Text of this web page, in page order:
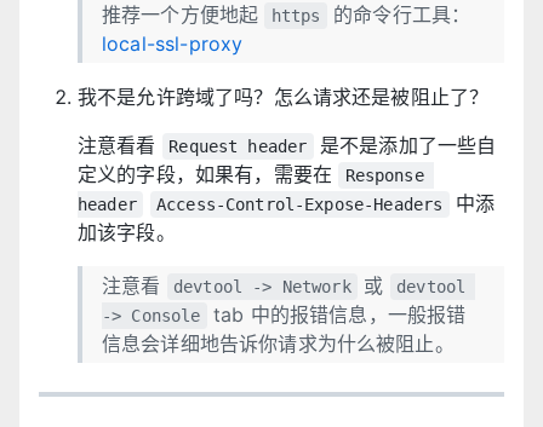
推荐一个方便地起 https
的命令行工具：
local-ssl-proxy
我不是允许跨域了吗？怎么请求还是被阻止了？
注意看看
Request header
是不是添加了一些自
定义的字段，如果有，需要在
Response
header
Access-Control-Expose-Headers
中添
加该字段。
注意看 devtool -> Network 或
devtool
-> Console
tab 中的报错信息，一般报错
信息会详细地告诉你请求为什么被阻止。